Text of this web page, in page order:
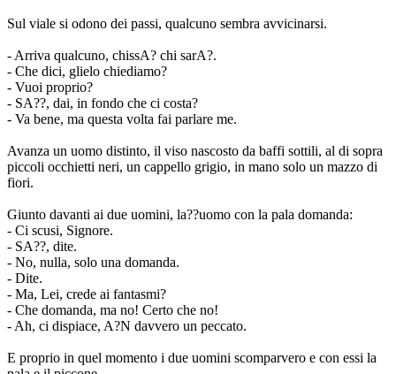
Sul viale si odono dei passi, qualcuno sembra avvicinarsi.
- Arriva qualcuno, chissA? chi sarA?.
- Che dici, glielo chiediamo?
- Vuoi proprio?
- SA??, dai, in fondo che ci costa?
- Va bene, ma questa volta fai parlare me.
Avanza un uomo distinto, il viso nascosto da baffi sottili, al di sopra
piccoli occhietti neri, un cappello grigio, in mano solo un mazzo di
fiori.
Giunto davanti ai due uomini, la??uomo con la pala domanda:
- Ci scusi, Signore.
- SA??, dite.
- No, nulla, solo una domanda.
- Dite.
- Ma, Lei, crede ai fantasmi?
- Che domanda, ma no! Certo che no!
- Ah, ci dispiace, A?N davvero un peccato.
E proprio in quel momento i due uomini scomparvero e con essi la